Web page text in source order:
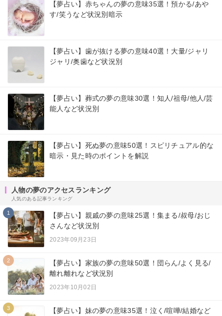
【夢占い】赤ちゃんの夢の意味35選！預かる/あや
す/笑うなど状況別暗示
【夢占い】歯が抜ける夢の意味40選！大量/ジャリ
ジャリ/奥歯など状況別
【夢占い】葬式の夢の意味30選！知人/祖母/他人/芸
能人など状況別
【夢占い】死ぬ夢の意味50選！スピリチュアル的な
暗示・見た時のポイントを解説
人物の夢のアクセスランキング
人気のある記事ランキング
1
【夢占い】親戚の夢の意味25選！集まる/叔母/おじ
さんなど状況別
2023年09月23日
2
【夢占い】家族の夢の意味50選！団らん/よく見る/
離れ離れなど状況別
2023年10月02日
3
【夢占い】妹の夢の意味35選！泣く/喧嘩/結婚など